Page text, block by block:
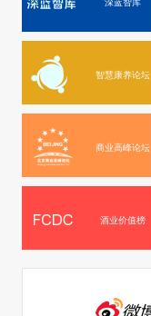
智慧康养论坛
商业高峰论坛
酒业价值榜